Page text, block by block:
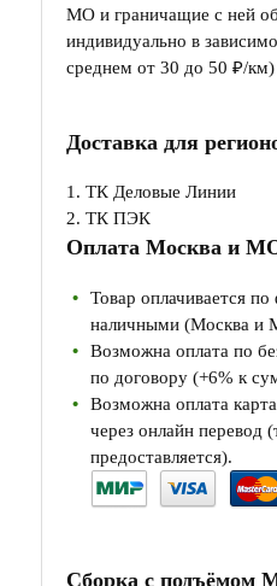
МО и граничащие с ней
индивидуально в
среднем от 30 до 50 ₽/км)
Доставка для
1. ТК Деловые Линии
2. ТК ПЭК
Оплата Москва и
Товар оплачивается по
наличными (Москва и
Возможна оплата по
по договору (+6% к
Возможна оплата
через онлайн перевод
предоставляется).
Сборка с подъёмом